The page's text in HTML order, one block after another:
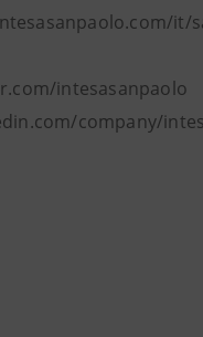
it/
intesasanpaolo
company/